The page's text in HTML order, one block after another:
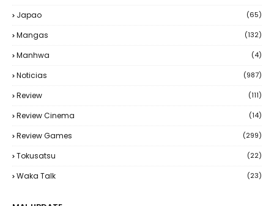
Japao (65)
Mangas (132)
Manhwa (4)
Noticias (987)
Review (111)
Review Cinema (14)
Review Games (299)
Tokusatsu (22)
Waka Talk (23)